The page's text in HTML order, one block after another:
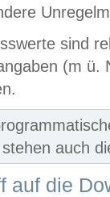
sind
(m ü.
auch
auf die